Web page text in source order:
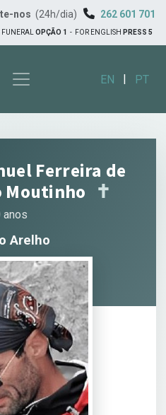
nos (24h/dia) 262 601 701
FUNERAL OPÇÃO 1 - FOR ENGLISH PRESS 5
EN | PT
Ferreira de
Moutinho ✝︎
anos
Arelho